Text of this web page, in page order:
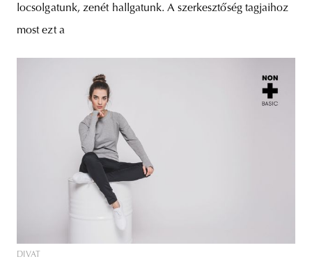
locsolgatunk, zenét hallgatunk. A szerkesztőség tagjaihoz
most ezt a
DIVAT